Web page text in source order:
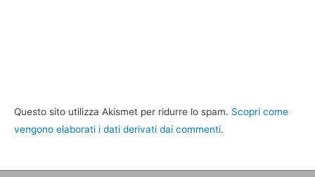
Questo sito utilizza Akismet per ridurre lo spam. Scopri come
vengono elaborati i dati derivati dai commenti.